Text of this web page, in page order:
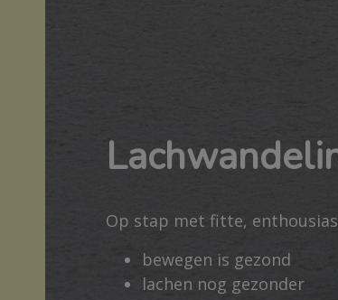
Op stap met fitte,
bewegen is gezond
lachen nog gezonder